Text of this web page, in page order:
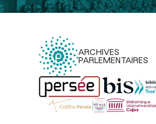
ARCHIVES
PARLEMENTAIRES